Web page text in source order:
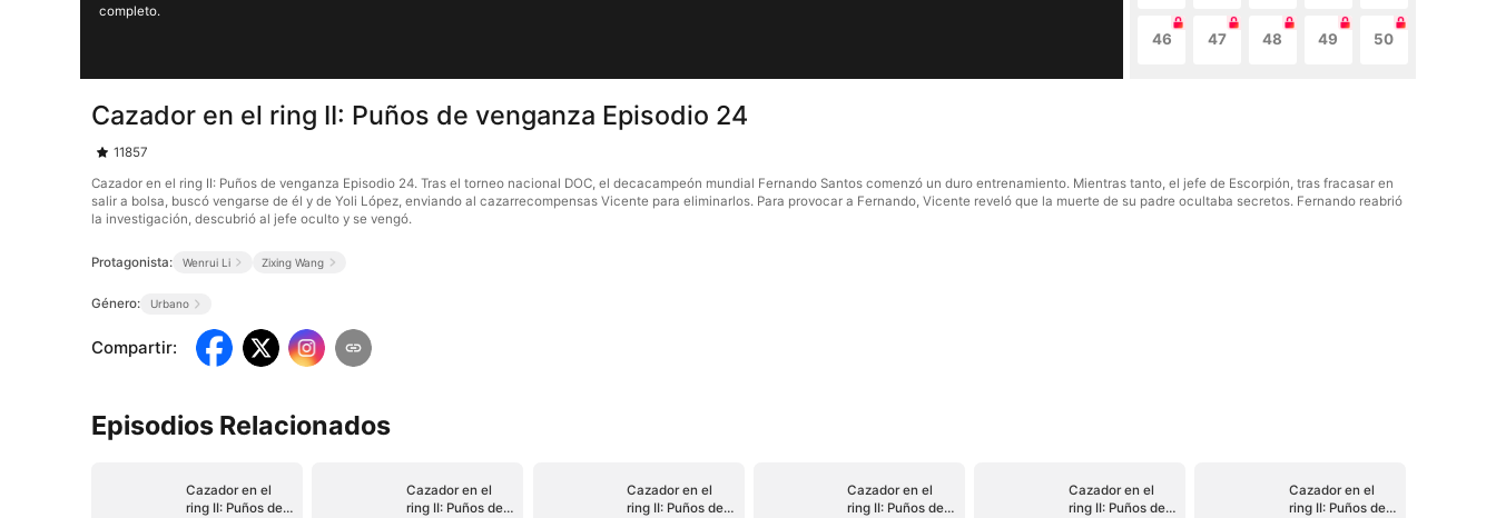
completo.
46 47 48 49 50
Cazador en el ring II: Puños de venganza Episodio 24
11857
Cazador en el ring II: Puños de venganza Episodio 24. Tras el torneo nacional DOC, el decacampeón mundial Fernando Santos comenzó un duro entrenamiento. Mientras tanto, el jefe de Escorpión, tras fracasar en
salir a bolsa, buscó vengarse de él y de Yoli López, enviando al cazarrecompensas Vicente para eliminarlos. Para provocar a Fernando, Vicente reveló que la muerte de su padre ocultaba secretos. Fernando reabrió
la investigación, descubrió al jefe oculto y se vengó.
Protagonista: Wenrui Li Zixing Wang
Género: Urbano
Compartir:
Episodios Relacionados
Cazador en el
ring II: Puños de
Cazador en el
ring II: Puños de
Cazador en el
ring II: Puños de
Cazador en el
ring II: Puños de
Cazador en el
ring II: Puños de
Cazador en el
ring II: Puños de